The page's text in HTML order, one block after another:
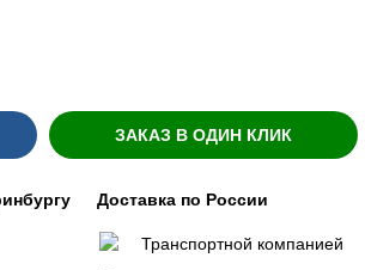
ЗАКАЗ В ОДИН КЛИК
Доставка по России
Транспортной компанией